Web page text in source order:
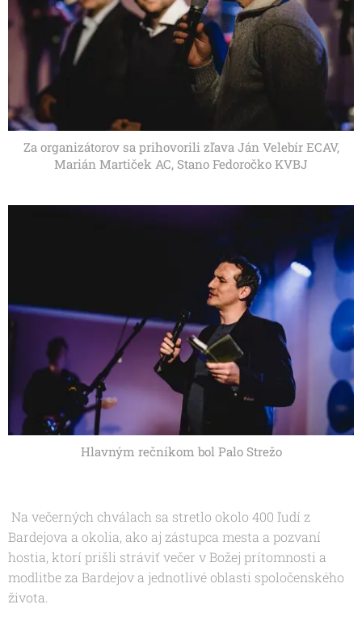
Za organizátorov sa prihovorili zľava Ján Velebír ECAV,
Marián Martiček AC, Stano Fedoročko KVBJ
Hlavným rečníkom bol Palo Strežo
Na večerných chválach sa stretlo okolo 400 ľudí z
Bardejova a okolia, ako aj zástupca mesta a pozvaní
hostia, ktorí prišli stráviť večer v Božej prítomnosti a
modlitbe za Bardejov a jednotlivé oblasti spoločenského
života.